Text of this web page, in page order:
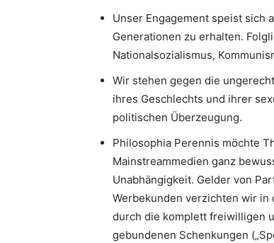
Unser Engagement speist sich
Generationen zu erhalten.
Nationalsozialismus,
Wir stehen gegen die
ihres Geschlechts und ihrer
politischen Überzeugung.
Philosophia Perennis möchte
Mainstreammedien ganz
Unabhängigkeit. Gelder von
Werbekunden verzichten wir in
durch die komplett freiwilligen
gebundenen Schenkungen